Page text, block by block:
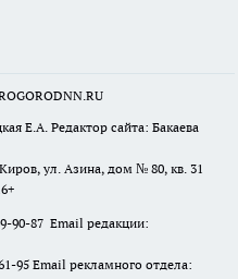
Е.А. Редактор сайта: Бакаева
ул. Азина, дом № 80, кв. 31
90-87 Email редакции:
95 Email рекламного отдела: